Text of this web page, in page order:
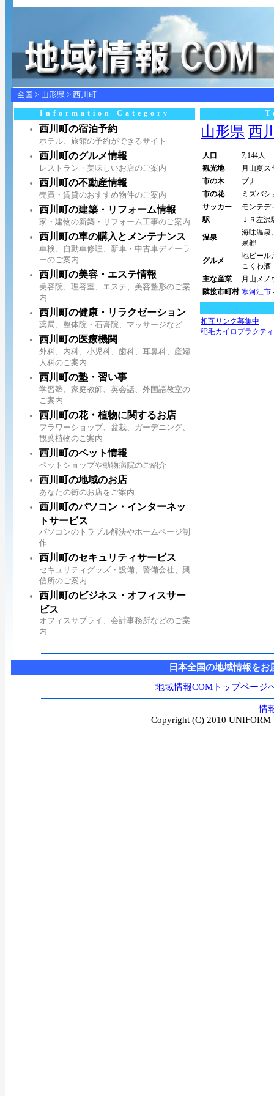
全国 > 山形県 > 西川町
Information Category
西川町の宿泊予約
ホテル、旅館の予約ができるサイト
西川町のグルメ情報
レストラン・美味しいお店のご案内
西川町の不動産情報
売買・賃貸のおすすめ物件のご案内
西川町の建築・リフォーム情報
家・建物の新築・リフォーム工事のご案内
西川町の車の購入とメンテナンス
車検、自動車修理、新車・中古車ディーラ
ーのご案内
西川町の美容・エステ情報
美容院、理容室、エステ、美容整形のご案
内
西川町の健康・リラクゼーション
薬局、整体院・石膏院、マッサージなど
西川町の医療機関
外科、内科、小児科、歯科、耳鼻科、産婦
人科のご案内
西川町の塾・習い事
学習塾、家庭教師、英会話、外国語教室の
ご案内
西川町の花・植物に関するお店
フラワーショップ、盆栽、ガーデニング、
観葉植物のご案内
西川町のペット情報
ペットショップや動物病院のご紹介
西川町の地域のお店
あなたの街のお店をご案内
西川町のパソコン・インターネッ
トサービス
パソコンのトラブル解決やホームページ制
作
西川町のセキュリティサービス
セキュリティグッズ・設備、警備会社、興
信所のご案内
西川町のビジネス・オフィスサー
ビス
オフィスサプライ、会計事務所などのご案
内
山形県 西
人口
7,144人
観光地
月山夏ス
市の木
ブナ
市の花
ミズバシ
サッカー
モンテデ
駅
ＪＲ左
温泉
海味温泉
泉郷
グルメ
地ビール
こくわ酒
主な産業
月山メノ
隣接市町村 寒河江市
相互リンク募集中
稲毛カイロプラクテ
日本全国の地域情報をお
地域情報COMトップページ
情
Copyright (C) 2010